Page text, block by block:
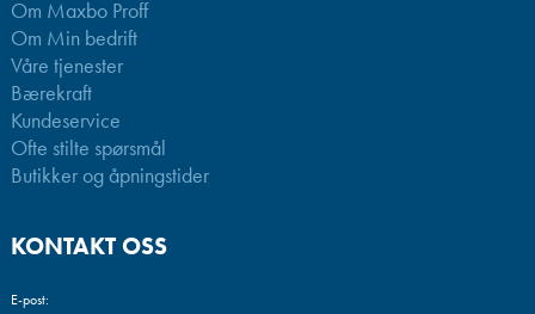
Om Maxbo Proff
Om Min bedrift
Våre tjenester
Bærekraft
Kundeservice
Ofte stilte spørsmål
Butikker og åpningstider
KONTAKT OSS
E-post: